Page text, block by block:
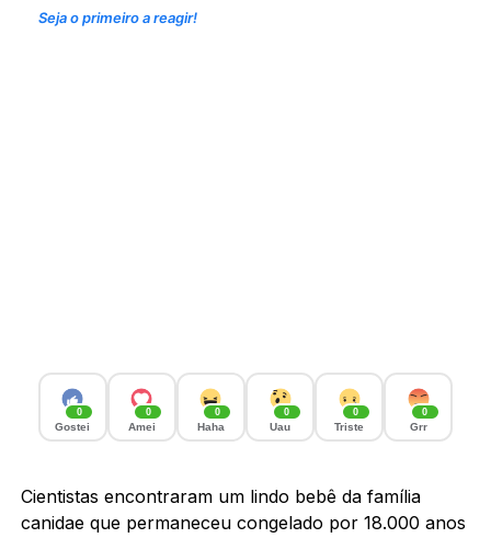
Seja o primeiro a reagir!
0
Gostei
0
Amei
0
Haha
0
Uau
0
Triste
0
Grr
Cientistas encontraram um lindo bebê da família
canidae que permaneceu congelado por 18.000 anos